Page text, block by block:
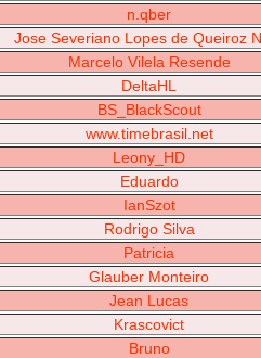
n.qber
Jose Severiano Lopes de Queiroz
Marcelo Vilela Resende
DeltaHL
BS_BlackScout
www.timebrasil.net
Leony_HD
Eduardo
IanSzot
Rodrigo Silva
Patricia
Glauber Monteiro
Jean Lucas
Krascovict
Bruno